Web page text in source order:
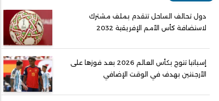
دول تحالف الساحل تتقدم بملف مشترك
لاستضافة كأس الأمم الإفريقية 2032
إسبانيا تتوج بكأس العالم 2026 بعد فوزها على
الأرجنتين بهدف في الوقت الإضافي